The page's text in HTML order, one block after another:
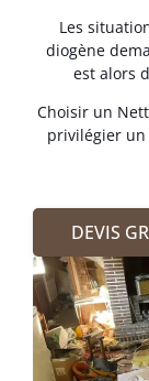
Les
diogène
est alors
Choisir un
privilégier un
DEVIS